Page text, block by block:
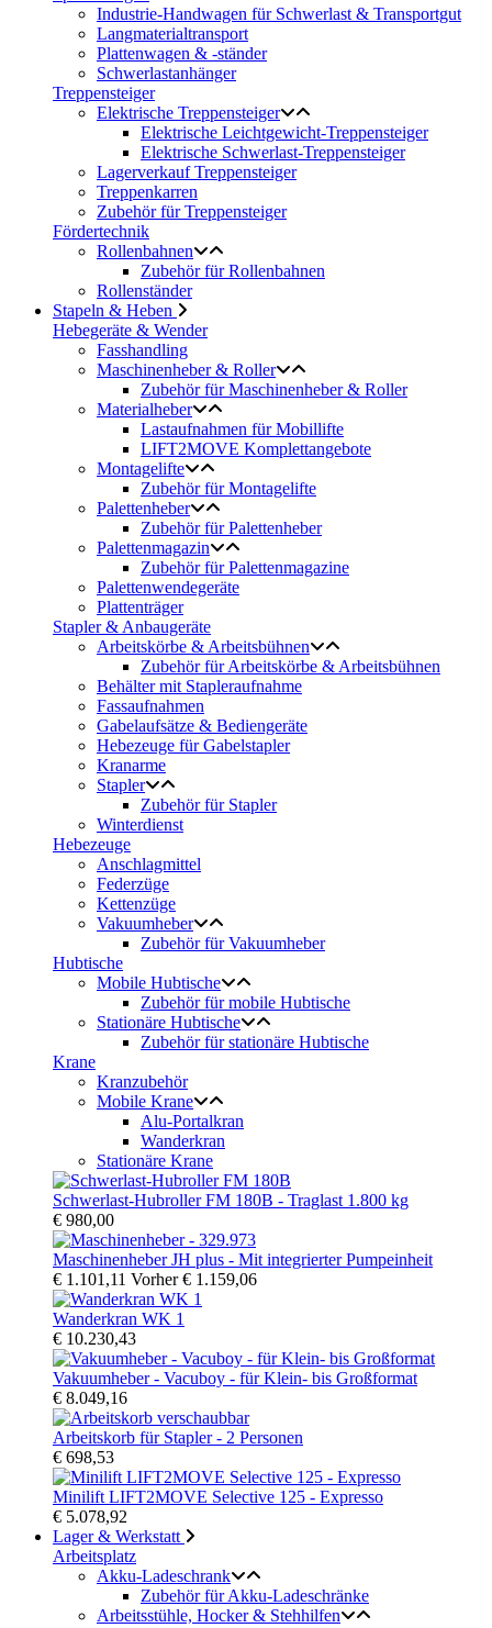
Industrie-Handwagen für Schwerlast & Transportgut
Langmaterialtransport
Plattenwagen & -ständer
Schwerlastanhänger
Treppensteiger
Elektrische Treppensteiger
Elektrische Leichtgewicht-Treppensteiger
Elektrische Schwerlast-Treppensteiger
Lagerverkauf Treppensteiger
Treppenkarren
Zubehör für Treppensteiger
Fördertechnik
Rollenbahnen
Zubehör für Rollenbahnen
Rollenständer
Stapeln & Heben
Hebegeräte & Wender
Fasshandling
Maschinenheber & Roller
Zubehör für Maschinenheber & Roller
Materialheber
Lastaufnahmen für Mobillifte
LIFT2MOVE Komplettangebote
Montagelifte
Zubehör für Montagelifte
Palettenheber
Zubehör für Palettenheber
Palettenmagazin
Zubehör für Palettenmagazine
Palettenwendegeräte
Plattenträger
Stapler & Anbaugeräte
Arbeitskörbe & Arbeitsbühnen
Zubehör für Arbeitskörbe & Arbeitsbühnen
Behälter mit Stapleraufnahme
Fassaufnahmen
Gabelaufsätze & Bediengeräte
Hebezeuge für Gabelstapler
Kranarme
Stapler
Zubehör für Stapler
Winterdienst
Hebezeuge
Anschlagmittel
Federzüge
Kettenzüge
Vakuumheber
Zubehör für Vakuumheber
Hubtische
Mobile Hubtische
Zubehör für mobile Hubtische
Stationäre Hubtische
Zubehör für stationäre Hubtische
Krane
Kranzubehör
Mobile Krane
Alu-Portalkran
Wanderkran
Stationäre Krane
Schwerlast-Hubroller FM 180B - Traglast 1.800 kg
€ 980,00
Maschinenheber JH plus - Mit integrierter Pumpeinheit
€ 1.101,11 Vorher€ 1.159,06
Wanderkran WK 1
€ 10.230,43
Vakuumheber - Vacuboy - für Klein- bis Großformat
€ 8.049,16
Arbeitskorb für Stapler - 2 Personen
€ 698,53
Minilift LIFT2MOVE Selective 125 - Expresso
€ 5.078,92
Lager & Werkstatt
Arbeitsplatz
Akku-Ladeschrank
Zubehör für Akku-Ladeschränke
Arbeitsstühle, Hocker & Stehhilfen